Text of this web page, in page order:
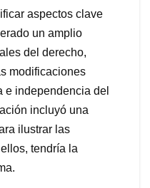
aspectos clave
un amplio
del derecho,
modificaciones
e independencia del
incluyó una
ilustrar las
tendría la